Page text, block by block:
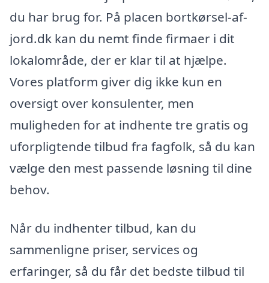
du har brug for. På placen bortkørsel-af-
jord.dk kan du nemt finde firmaer i dit
lokalområde, der er klar til at hjælpe.
Vores platform giver dig ikke kun en
oversigt over konsulenter, men
muligheden for at indhente tre gratis og
uforpligtende tilbud fra fagfolk, så du kan
vælge den mest passende løsning til dine
behov.
Når du indhenter tilbud, kan du
sammenligne priser, services og
erfaringer, så du får det bedste tilbud til